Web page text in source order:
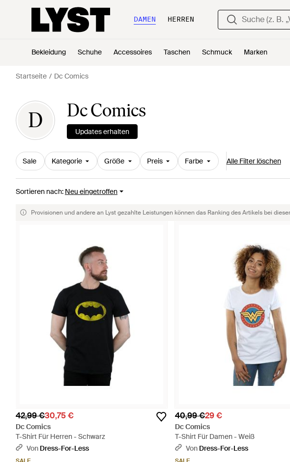
DAMEN HERREN
Bekleidung Schuhe Accessoires Taschen Schmuck Marken
Startseite Dc Comics
D Dc Comics
Updates erhalten
Sale Kategorie Größe Preis Farbe Alle Filter löschen
Sortieren nach: Neu eingetroffen
Provisionen und andere an Lyst gezahlte Leistungen können das Ranking des Artikels bei
42,99 €30,75 €
Dc Comics
T-Shirt Für Herren - Schwarz
Von Dress-For-Less
40,99 €29 €
Dc Comics
T-Shirt Für Damen - Weiß
Von Dress-For-Less